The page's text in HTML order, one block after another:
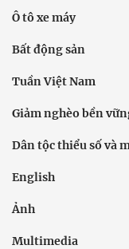
Ô tô xe máy
Bất động sản
Tuần Việt Nam
Giảm nghèo bền
Dân tộc thiểu số và
English
Ảnh
Multimedia